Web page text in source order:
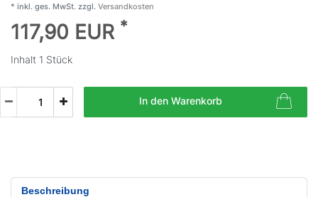
* inkl. ges. MwSt. zzgl. Versandkosten
117,90 EUR *
Inhalt 1 Stück
In den Warenkorb
Beschreibung